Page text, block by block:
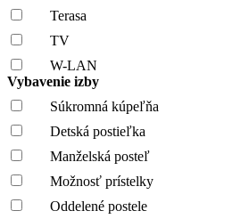
Terasa
TV
W-LAN
Vybavenie izby
Súkromná kúpeľňa
Detská postieľka
Manželská posteľ
Možnosť prístelky
Oddelené postele